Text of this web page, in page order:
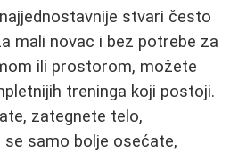
stvari često
mali novac i bez potrebe za
ili prostorom, možete
treninga koji postoji.
zategnete telo,
samo bolje osećate,